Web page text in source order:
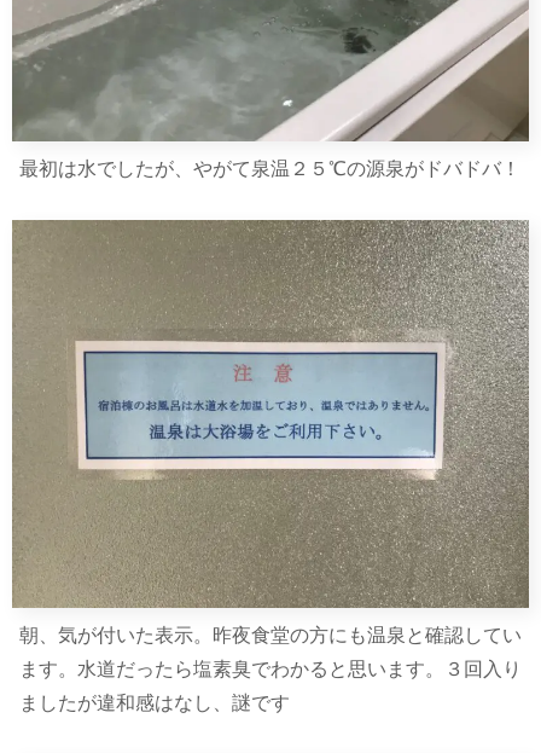
最初は水でしたが、やがて泉温２５℃の源泉がドバドバ！
朝、気が付いた表示。昨夜食堂の方にも温泉と確認してい
ます。水道だったら塩素臭でわかると思います。３回入り
ましたが違和感はなし、謎です